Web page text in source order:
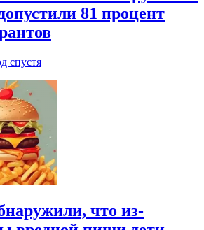
81 процент
спустя
что из-